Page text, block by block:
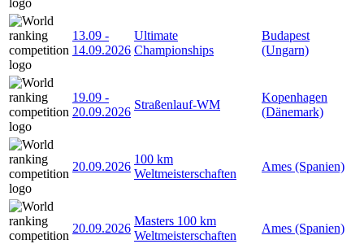
13.09 -
14.09.2026
Ultimate
Championships
Budapest
(Ungarn)
19.09 -
20.09.2026
Straßenlauf-WM
Kopenhagen
(Dänemark)
20.09.2026
100 km
Weltmeisterschaften
Ames (Spanien)
20.09.2026
Masters 100 km
Weltmeisterschaften
Ames (Spanien)